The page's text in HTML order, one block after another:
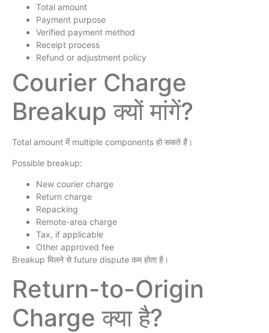
Total amount
Payment purpose
Verified payment method
Receipt process
Refund or adjustment policy
Courier Charge
Breakup क्यों मांगें?
Total amount में multiple components हो सकते हैं।
Possible breakup:
New courier charge
Return charge
Repacking
Remote-area charge
Tax, if applicable
Other approved fee
Breakup मिलने से future dispute कम होता है।
Return-to-Origin
Charge क्या है?